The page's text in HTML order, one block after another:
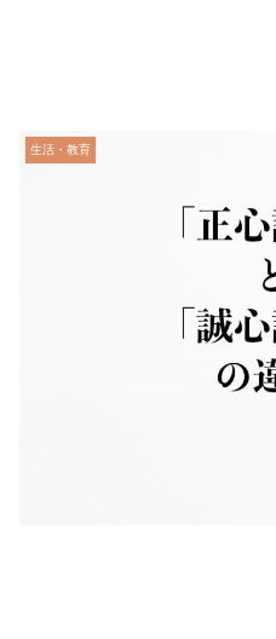
生活・教育